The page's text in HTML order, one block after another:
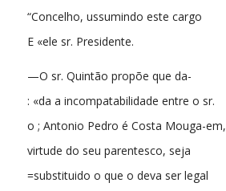
“Concelho, ussumindo este cargo
E «ele sr. Presidente.
—O sr. Quintão propõe que da-
: «da a incompatabilidade entre o sr.
o ; Antonio Pedro é Costa Mouga-em,
virtude do seu parentesco, seja
=substituido o que o deva ser legal